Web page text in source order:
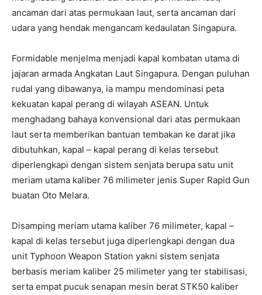
ancaman dari atas permukaan laut, serta ancaman dari
udara yang hendak mengancam kedaulatan Singapura.
Formidable menjelma menjadi kapal kombatan utama di
jajaran armada Angkatan Laut Singapura. Dengan puluhan
rudal yang dibawanya, ia mampu mendominasi peta
kekuatan kapal perang di wilayah ASEAN. Untuk
menghadang bahaya konvensional dari atas permukaan
laut serta memberikan bantuan tembakan ke darat jika
dibutuhkan, kapal – kapal perang di kelas tersebut
diperlengkapi dengan sistem senjata berupa satu unit
meriam utama kaliber 76 milimeter jenis Super Rapid Gun
buatan Oto Melara.
Disamping meriam utama kaliber 76 milimeter, kapal –
kapal di kelas tersebut juga diperlengkapi dengan dua
unit Typhoon Weapon Station yakni sistem senjata
berbasis meriam kaliber 25 milimeter yang ter stabilisasi,
serta empat pucuk senapan mesin berat STK50 kaliber